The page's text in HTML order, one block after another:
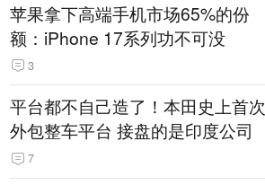
苹果拿下高端手机市场65%的份
额：iPhone 17系列功不可没
3
平台都不自己造了！本田史上首次
外包整车平台 接盘的是印度公司
7